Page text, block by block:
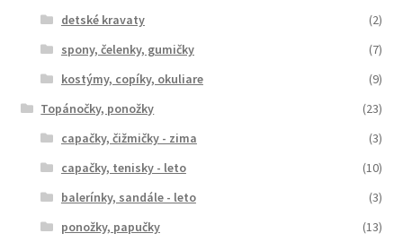
detské kravaty
(2)
spony, čelenky, gumičky
(7)
kostýmy, copíky, okuliare
(9)
Topánočky, ponožky
(23)
capačky, čižmičky - zima
(3)
capačky, tenisky - leto
(10)
balerínky, sandále - leto
(3)
ponožky, papučky
(13)